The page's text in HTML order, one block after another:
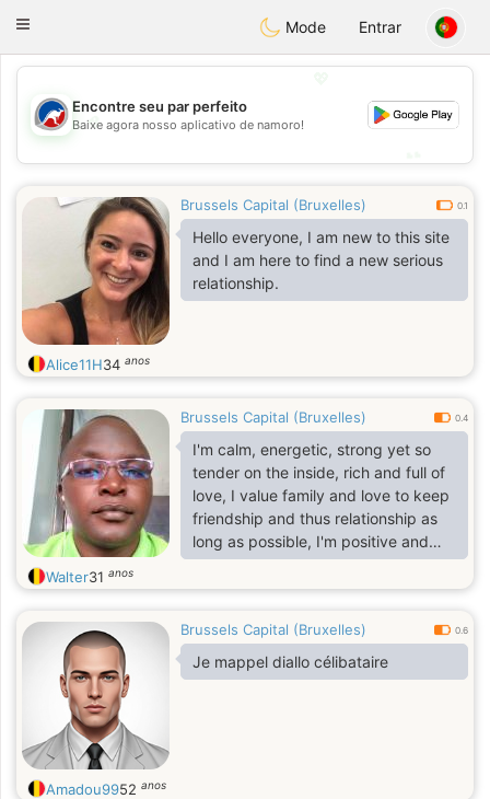
Australia Chat
Toggle
Mode Entrar
💖
💕
Encontre seu par perfeito
Baixe agora nosso aplicativo de namoro!
Brussels Capital (Bruxelles) 0.1
Hello everyone, I am new to this site
and I am here to find a new serious
relationship.
Alice11H34 anos
Brussels Capital (Bruxelles) 0.4
I'm calm, energetic, strong yet so
tender on the inside, rich and full of
love, I value family and love to keep
friendship and thus relationship as
long as possible, I'm positive and
pragmatic. Above all am a believer
in Christ
Walter31 anos
Brussels Capital (Bruxelles) 0.6
Je mappel diallo célibataire
Amadou9952 anos